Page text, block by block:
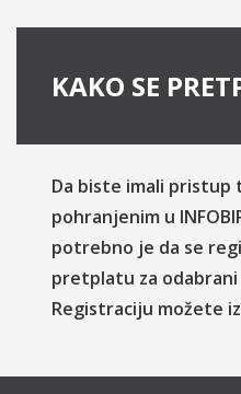
KAKO SE
Da biste imali pristup
pohranjenim u
potrebno je da se
pretplatu za
Registraciju možete